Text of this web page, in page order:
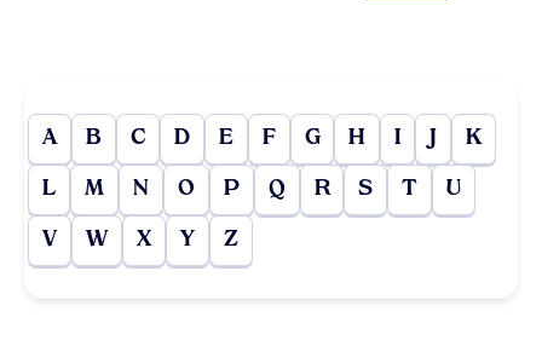
A B C D E F G H I J K
L M N O P Q R S T U
V W X Y Z